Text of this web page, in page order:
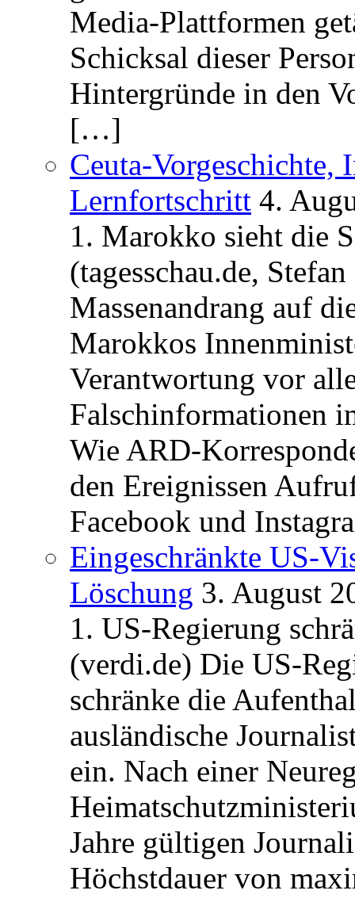
Media-Plattformen
Schicksal dieser
Hintergründe in den
[…]
Ceuta-Vorgeschichte,
Lernfortschritt 4.
1. Marokko sieht die
(tagesschau.de,
Massenandrang auf
Marokkos
Verantwortung vor
Falschinformationen
Wie ARD-
den Ereignissen
Facebook und
Eingeschränkte US-
Löschung 3. August
1. US-Regierung
(verdi.de) Die US-
schränke die
ausländische
ein. Nach einer
Jahre gültigen
Höchstdauer von